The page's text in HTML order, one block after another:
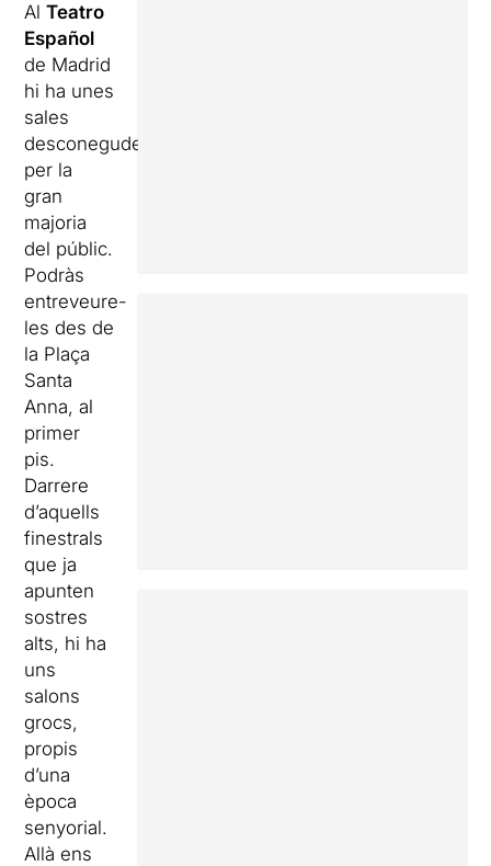
AlTeatro
Español
de Madrid
hi ha unes
sales
desconegudes
per la
gran
majoria
del públic.
Podràs
entreveure-
les des de
la Plaça
Santa
Anna, al
primer
pis.
Darrere
d’aquells
finestrals
que ja
apunten
sostres
alts, hi ha
uns
salons
grocs,
propis
d’una
època
senyorial.
Allà ens